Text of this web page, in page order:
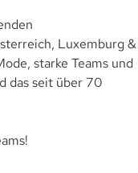
Luxemburg &
starke Teams und
das seit über 70